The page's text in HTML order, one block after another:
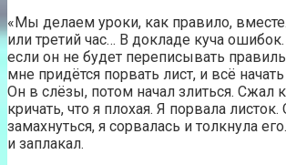
«Мы делаем уроки, как правило,
или третий час… В докладе куча ошибок.
если он не будет переписывать
мне придётся порвать лист, и всё
Он в слёзы, потом начал злиться. Сжал
кричать, что я плохая. Я порвала
замахнуться, я сорвалась и толкнула
и заплакал.